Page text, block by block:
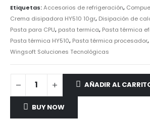
Etiquetas:Accesorios de refrigeración,
Crema disipadora HY510 10gr, Disipación de
Pasta para CPU, pasta termica, Pasta térmica
Pasta térmica HY510, Pasta térmica procesador,
Wingsoft Soluciones Tecnológicas
AÑADIR AL
BUY NOW